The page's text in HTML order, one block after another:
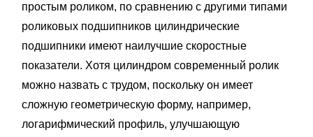
простым роликом, по сравнению с другими типами
роликовых подшипников цилиндрические
подшипники имеют наилучшие скоростные
показатели. Хотя цилиндром современный ролик
можно назвать с трудом, поскольку он имеет
сложную геометрическую форму, например,
логарифмический профиль, улучшающую